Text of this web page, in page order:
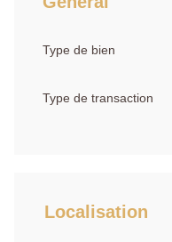
Type de bien
Type de transaction
Localisation